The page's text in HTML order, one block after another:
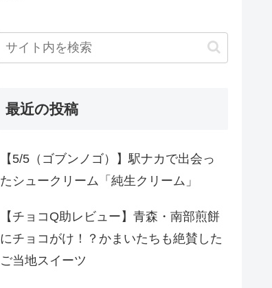
最近の投稿
【5/5（ゴブンノゴ）】駅ナカで出会っ
たシュークリーム「純生クリーム」
【チョコQ助レビュー】青森・南部煎餅
にチョコがけ！？かまいたちも絶賛した
ご当地スイーツ